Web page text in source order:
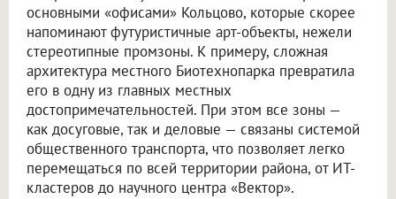
основными «офисами» Кольцово, которые скорее
напоминают футуристичные арт-объекты, нежели
стереотипные промзоны. К примеру, сложная
архитектура местного Биотехнопарка превратила
его в одну из главных местных
достопримечательностей. При этом все зоны —
как досуговые, так и деловые — связаны системой
общественного транспорта, что позволяет легко
перемещаться по всей территории района, от ИТ-
кластеров до научного центра «Вектор».